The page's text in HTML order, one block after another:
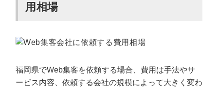
用相場
福岡県でWeb集客を依頼する場合、費用は手法やサ
ービス内容、依頼する会社の規模によって大きく変わ